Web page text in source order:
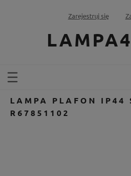
Zarejestruj się
LAMPA PLAFON IP44
R67851102